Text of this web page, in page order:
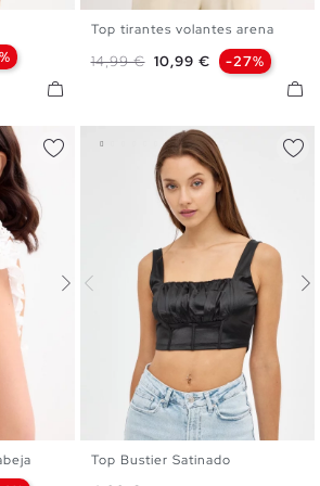
Top tirantes volantes arena
Precio base
14,99 € Precio
10,99 € -27%
XL XS S M
Top Bustier Satinado